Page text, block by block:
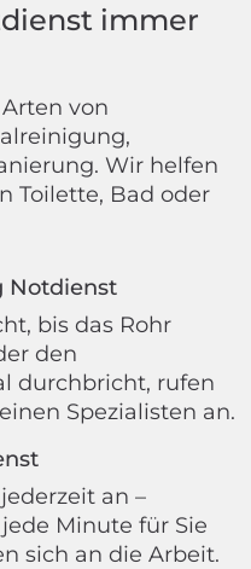
immer
von
Wir helfen
Toilette, Bad oder
Notdienst
bis das Rohr
den
durchbricht, rufen
Spezialisten an.
an –
Minute für Sie
sich an die Arbeit.